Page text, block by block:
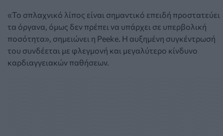
«Το σπλαχνικό λίπος είναι σημαντικό επειδή προστατεύει
τα όργανα, όμως δεν πρέπει να υπάρχει σε υπερβολική
ποσότητα», σημειώνει η Peeke. Η αυξημένη συγκέντρωσή
του συνδέεται με φλεγμονή και μεγαλύτερο κίνδυνο
καρδιαγγειακών παθήσεων.